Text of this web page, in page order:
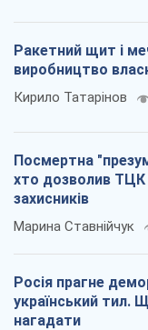
Ракетний щит і
виробництво
Кирило Татарінов
Посмертна
хто дозволив ТЦК
захисників
Марина Ставнійчук
Росія прагне
український тил.
нагадати